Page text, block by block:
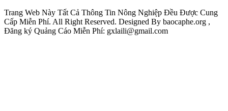
Trang Web Này Tất Cả Thông Tin Nông Nghiệp Đều Được Cung
Cấp Miễn Phí. All Right Reserved. Designed By baocaphe.org ,
Đăng ký Quảng Cáo Miễn Phí: gxlaili@gmail.com